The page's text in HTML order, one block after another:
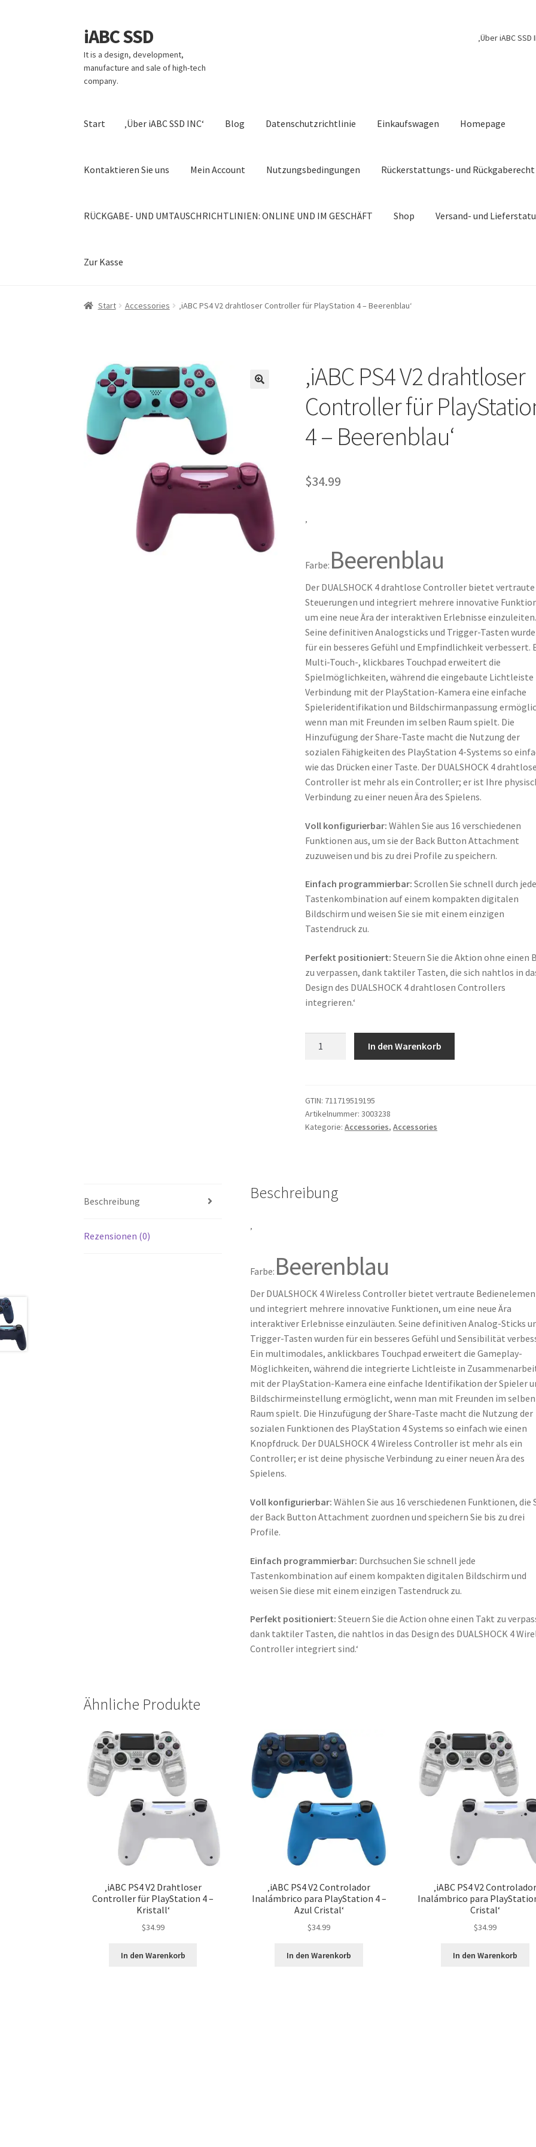
Zur
Navigation
springen
Zum
Inhalt
springen
iABC SSD
It is a design, development,
manufacture and sale of high-tech
company.
‚Über iABC SSD
Start ‚Über iABC SSD INC‘ Blog Datenschutzrichtlinie Einkaufswagen Homepage
Kontaktieren Sie uns Mein Account Nutzungsbedingungen Rückerstattungs- und Rückgaberecht
RÜCKGABE- UND UMTAUSCHRICHTLINIEN: ONLINE UND IM GESCHÄFT Shop Versand- und
Zur Kasse
Start ‚Über iABC SSD INC‘ Blog Datenschutzrichtlinie Einkaufswagen Homepage
RÜCKGABE- UND UMTAUSCHRICHTLINIEN: ONLINE UND IM GESCHÄFT Versand- und Lieferstatus
Start Accessories ‚iABC PS4 V2 drahtloser Controller für PlayStation 4 – Beerenblau‘
‚iABC PS4 V2 drahtloser
Controller für
4 – Beerenblau‘
$34.99
‚
Farbe: Beerenblau
Der DUALSHOCK 4 drahtlose Controller bietet vertraute
Steuerungen und integriert mehrere innovative
um eine neue Ära der interaktiven Erlebnisse einzuleiten.
Seine definitiven Analogsticks und Trigger-Tasten
für ein besseres Gefühl und Empfindlichkeit verbessert.
Multi-Touch-, klickbares Touchpad erweitert die
Spielmöglichkeiten, während die eingebaute Lichtleiste
Verbindung mit der PlayStation-Kamera eine einfache
Spieleridentifikation und Bildschirmanpassung
wenn man mit Freunden im selben Raum spielt. Die
Hinzufügung der Share-Taste macht die Nutzung der
sozialen Fähigkeiten des PlayStation 4-Systems so
wie das Drücken einer Taste. Der DUALSHOCK 4 drahtlose
Controller ist mehr als ein Controller; er ist Ihre
Verbindung zu einer neuen Ära des Spielens.
Voll konfigurierbar: Wählen Sie aus 16 verschiedenen
Funktionen aus, um sie der Back Button Attachment
zuzuweisen und bis zu drei Profile zu speichern.
Einfach programmierbar: Scrollen Sie schnell durch jede
Tastenkombination auf einem kompakten digitalen
Bildschirm und weisen Sie sie mit einem einzigen
Tastendruck zu.
Perfekt positioniert: Steuern Sie die Aktion ohne einen
zu verpassen, dank taktiler Tasten, die sich nahtlos in
Design des DUALSHOCK 4 drahtlosen Controllers
integrieren.‘
Controller
für
PlayStation
Menge
In den Warenkorb
GTIN: 711719519195
Artikelnummer:3003238
Kategorie:Accessories,Accessories
Beschreibung
Rezensionen (0)
Beschreibung
Farbe: Beerenblau
Der DUALSHOCK 4 Wireless Controller bietet vertraute
und integriert mehrere innovative Funktionen, um eine neue Ära
interaktiver Erlebnisse einzuläuten. Seine definitiven Analog-Sticks
Trigger-Tasten wurden für ein besseres Gefühl und Sensibilität
Ein multimodales, anklickbares Touchpad erweitert die Gameplay-
Möglichkeiten, während die integrierte Lichtleiste in
mit der PlayStation-Kamera eine einfache Identifikation der Spieler
Bildschirmeinstellung ermöglicht, wenn man mit Freunden im selben
Raum spielt. Die Hinzufügung der Share-Taste macht die Nutzung der
sozialen Funktionen des PlayStation 4 Systems so einfach wie einen
Knopfdruck. Der DUALSHOCK 4 Wireless Controller ist mehr als ein
Controller; er ist deine physische Verbindung zu einer neuen Ära des
Spielens.
Voll konfigurierbar: Wählen Sie aus 16 verschiedenen Funktionen, die
der Back Button Attachment zuordnen und speichern Sie bis zu drei
Profile.
Einfach programmierbar: Durchsuchen Sie schnell jede
Tastenkombination auf einem kompakten digitalen Bildschirm und
weisen Sie diese mit einem einzigen Tastendruck zu.
Perfekt positioniert: Steuern Sie die Action ohne einen Takt zu
dank taktiler Tasten, die nahtlos in das Design des DUALSHOCK 4
Controller integriert sind.‘
Ähnliche Produkte
‚iABC PS4 V2 Drahtloser
Controller für PlayStation 4 –
Kristall‘
$34.99
In den Warenkorb
‚iABC PS4 V2 Controlador
Inalámbrico para PlayStation 4 –
Azul Cristal‘
$34.99
In den Warenkorb
‚iABC PS4 V2 Controlador
Inalámbrico para
Cristal‘
$34.99
In den Warenkorb